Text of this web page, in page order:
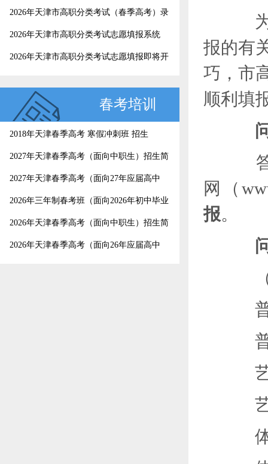
生录取工作结束，4月25日起考生可以查询
2026年天津市高职分类考试（春季高考）录
取结果查询
2026年天津市高职分类考试志愿填报系统
2026年天津市高职分类考试志愿填报即将开
春考培训
2018年天津春季高考 寒假冲刺班 招生
2027年天津春季高考（面向中职生）招生简
章
2027年天津春季高考（面向27年应届高中
生）招生简章
2026年三年制春考班（面向2026年初中毕业
生）招生简章
2026年天津春季高考（面向中职生）招生简
章
2026年天津春季高考（面向26年应届高中
为
报的有
巧，市
顺利填
答
网（
报。
（1
普
普
艺
艺
体